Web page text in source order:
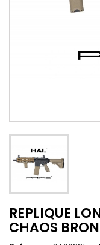
REPLIQUE
CHAOS